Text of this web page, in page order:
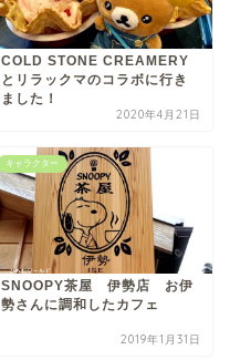
COLD STONE CREAMERY
とリラックマのコラボに行き
ました！
2020年4月21日
キャラクター
SNOOPY茶屋 伊勢店 お伊
勢さんに調和したカフェ
2019年1月31日